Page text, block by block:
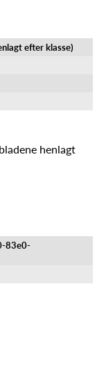
efter klasse)
henlagt
83e0-